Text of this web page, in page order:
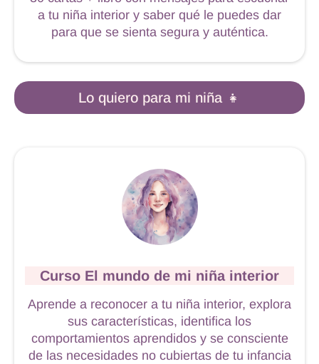
a tu niña interior y saber qué le puedes dar
para que se sienta segura y auténtica.
Lo quiero para mi niña 👧
Curso El mundo de mi niña interior
Aprende a reconocer a tu niña interior, explora
sus características, identifica los
comportamientos aprendidos y se consciente
de las necesidades no cubiertas de tu infancia